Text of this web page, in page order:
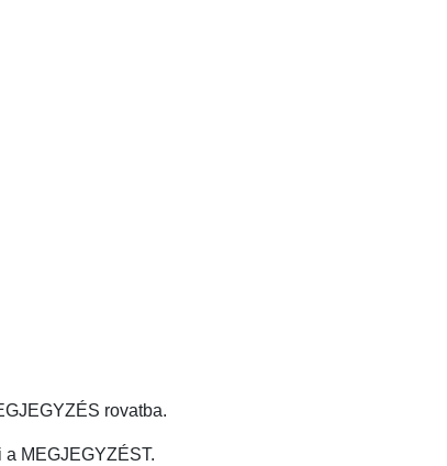
rovatba.
MEGJEGYZÉST.